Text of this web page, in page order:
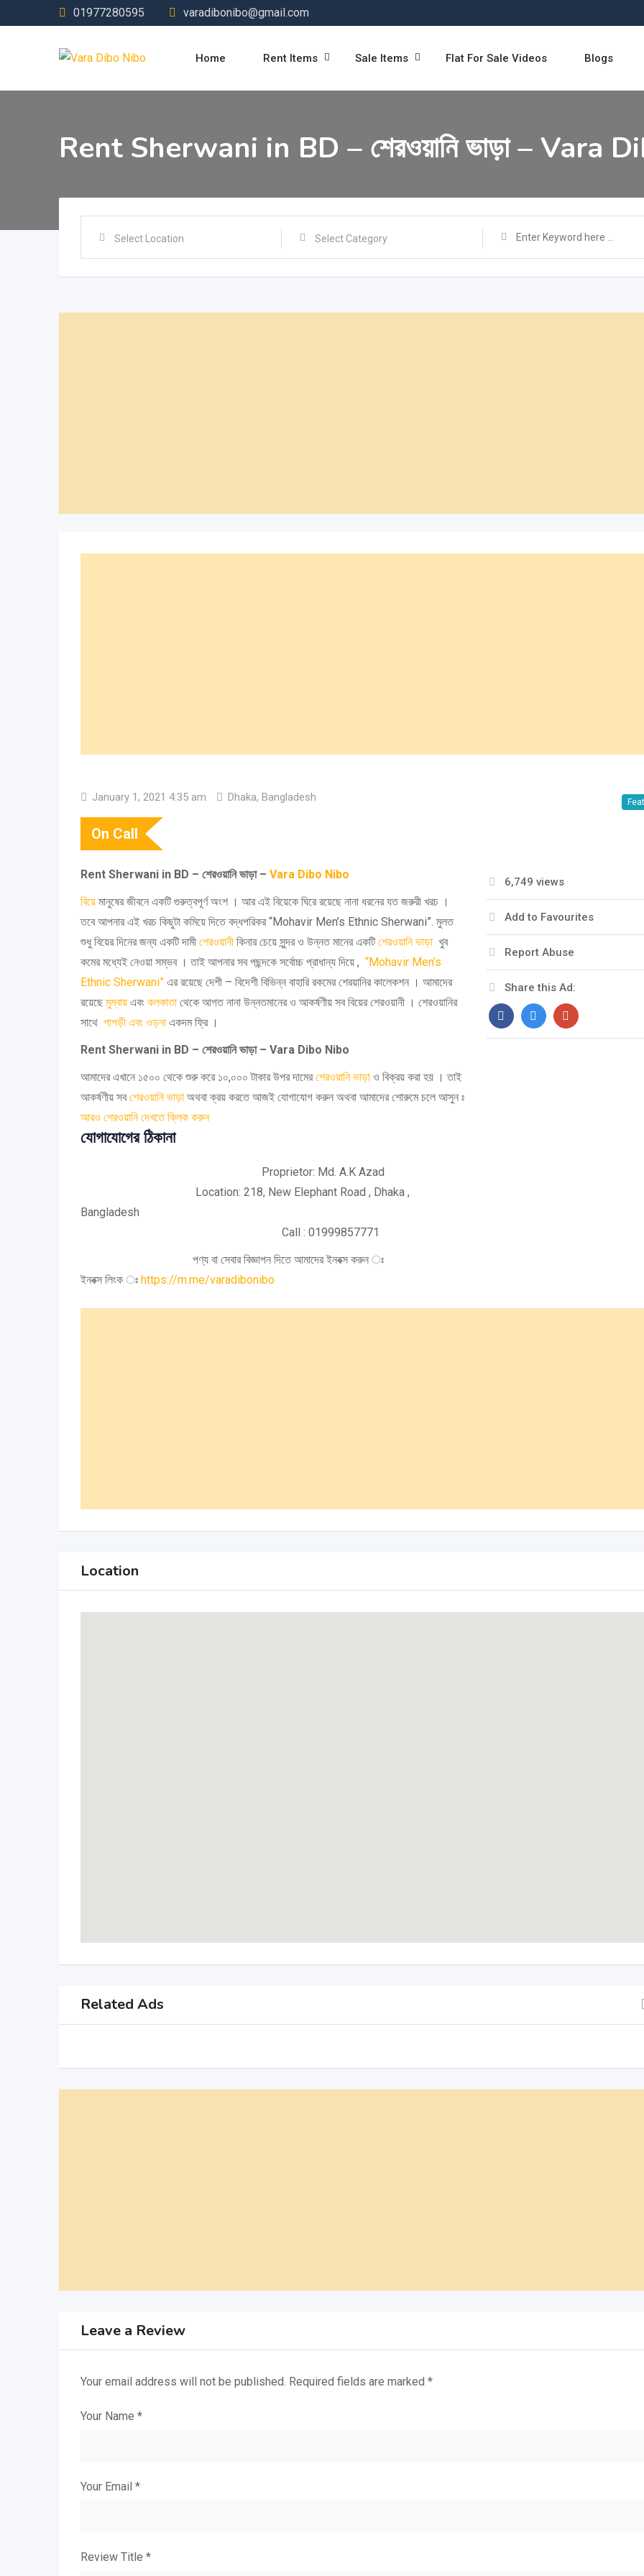
to
01977280595 varadibonibo@gmail.com
Home Rent Items Sale Items Flat For Sale Videos Blogs
Rent Sherwani in BD – শেরওয়ানি ভাড়া – Vara
Select Location Select Category
January 1, 2021 4:35 am Dhaka, Bangladesh
On Call
Rent Sherwani in BD – শেরওয়ানি ভাড়া – Vara Dibo Nibo
বিয়ে মানুষের জীবনে একটি গুরুত্বপূর্ণ অংশ । আর এই বিয়েকে ঘিরে রয়েছে নানা ধরনের যত জরুরী খরচ ।
তবে আপনার এই খরচ কিছুটা কমিয়ে দিতে বদ্ধপরিকর “Mohavir Men’s Ethnic Sherwani”. মুলত
শুধু বিয়ের দিনের জন্য একটি দামী শেরওয়ানী কিনার চেয়ে সুন্দর ও উন্নত মানের একটিশেরওয়ানি ভাড়া খুব
কমের মধ্যেই নেওয়া সম্ভব । তাই আপনার সব পছন্দকে সর্বোচ্চ প্রাধান্য দিয়ে , “Mohavir Men’s
Ethnic Sherwani” এর রয়েছে দেশী – বিদেশী বিভিন্ন বাহারি রকমের শেরয়ানির কালেকশন । আমাদের
রয়েছে মুম্বায় এবং কলকাতা থেকে আগত নানা উন্নতমানের ও আকর্ষণীয় সব বিয়ের শেরওয়ানী । শেরওয়ানির
সাথে পাগড়ী এবং ওড়না একদম ফ্রি ।
Rent Sherwani in BD – শেরওয়ানি ভাড়া – Vara Dibo Nibo
আমাদের এখানে ১৫০০ থেকে শুরু করে ১০,০০০ টাকার উপর দামেরশেরওয়ানি ভাড়া ও বিক্রয় করা হয় । তাই
আকর্ষণীয় সবশেরওয়ানি ভাড়া অথবা ক্রয় করতে আজই যোগাযোগ করুন অথবা আমাদের শোরুমে চলে আসুন ঃ
আরও শেরওয়ানি দেখতে ক্লিক করুন
যোগাযোগের ঠিকানা
Proprietor: Md. A.K Azad
Location: 218, New Elephant Road , Dhaka ,
Bangladesh
Call : 01999857771
পণ্য বা সেবার বিজ্ঞাপন দিতে আমাদের ইনবক্স করুন ঃ
ইনবক্স লিংক ঃ https://m.me/varadibonibo
6,749 views
Add to Favourites
Report Abuse
Share this Ad:
Location
Related Ads
Leave a Review
Your email address will not be published. Required fields are marked *
Your Name *
Your Email *
Review Title *